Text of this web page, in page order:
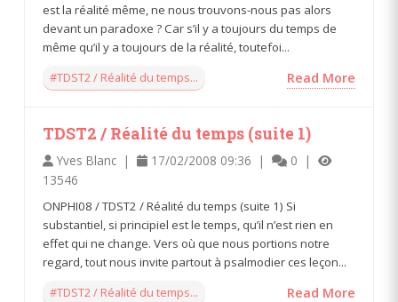
est la réalité même, ne nous trouvons-nous pas alors
devant un paradoxe ? Car s’il y a toujours du temps de
même qu’il y a toujours de la réalité, toutefoi...
#TDST2 / Réalité du temps...
Read More
TDST2 / Réalité du temps (suite 1)
Yves Blanc | 17/02/2008 09:36 |
0 |
13546
ONPHI08 / TDST2 / Réalité du temps (suite 1) Si
substantiel, si principiel est le temps, qu’il n’est rien en
effet qui ne change. Vers où que nous portions notre
regard, tout nous invite partout à psalmodier ces leçon...
#TDST2 / Réalité du temps...
Read More